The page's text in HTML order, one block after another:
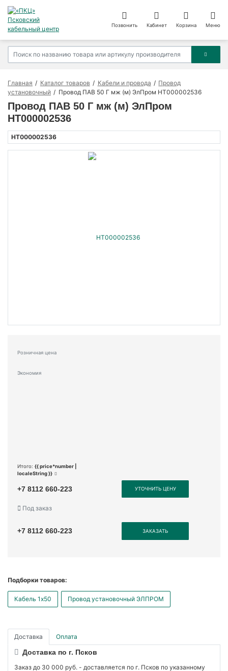
Позвонить Кабинет Корзина Меню
Главная Каталог товаров Кабели и провода
Провод
установочный
Провод ПАВ 50 Г мж (м) ЭлПром НТ000002536
Провод ПАВ 50 Г мж (м) ЭлПром
НТ000002536
НТ000002536
Розничная цена
Экономия
Итого: {{ price*number |
localeString }}
+7 8112 660-223 УТОЧНИТЬ ЦЕНУ
Под заказ
+7 8112 660-223 ЗАКАЗАТЬ
Подборки товаров:
Кабель 1x50 Провод установочный ЭЛПРОМ
Доставка Оплата
Доставка по г. Псков
Заказ до 30 000 руб. - доставляется по г. Псков по указанному